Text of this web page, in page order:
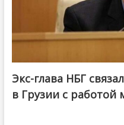
Экс-глава НБГ
в Грузии с